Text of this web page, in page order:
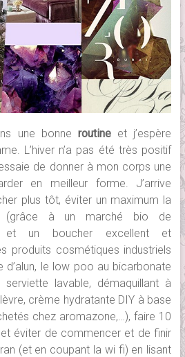
une bonne routineet j’espère
L’hiver n’a pas été très positif
de donner à mon corps une
en meilleur forme. J’arrive
plus tôt, éviter un maximum la
(grâce à un marché bio de
et un boucher excellent et
produits cosmétiques industriels
d’alun, le low poo au bicarbonate
lavable, démaquillant à
lèvre, crème hydratante DIY à base
chez aromazone,…), faire 10
et éviter de commencer et de finir
(et en coupant la wi fi) en lisant